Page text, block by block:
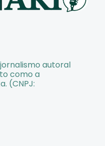
autoral
como a
(CNPJ: